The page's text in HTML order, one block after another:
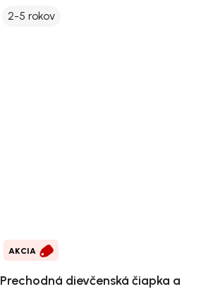
2-5 rokov
AKCIA
Prechodná dievčenská čiapka a